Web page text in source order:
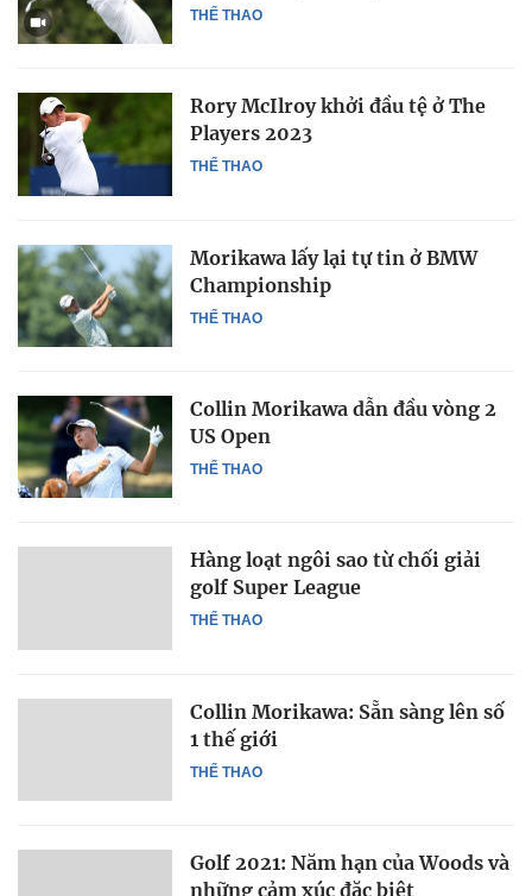
THỂ THAO
THỂ THAO
Rory McIlroy khởi đầu tệ ở The
Players 2023
THỂ THAO
Morikawa lấy lại tự tin ở BMW
Championship
THỂ THAO
Collin Morikawa dẫn đầu vòng 2
US Open
THỂ THAO
Hàng loạt ngôi sao từ chối giải
golf Super League
THỂ THAO
Collin Morikawa: Sẵn sàng lên số
1 thế giới
Golf 2021: Năm hạn của Woods và
những cảm xúc đặc biệt